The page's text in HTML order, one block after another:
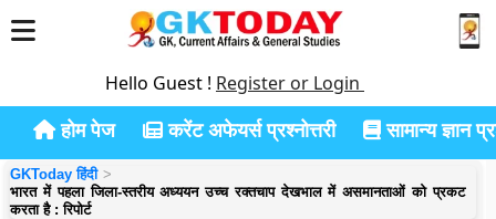
Hello Guest ! Register or Login
होम पेज करेंट अफेयर्स प्रश्नोत्तरी सामान्य ज्ञान
GKToday हिंदी
भारत में पहला जिला-स्तरीय अध्ययन उच्च रक्तचाप देखभाल में असमानताओं को प्रकट
करता है : रिपोर्ट